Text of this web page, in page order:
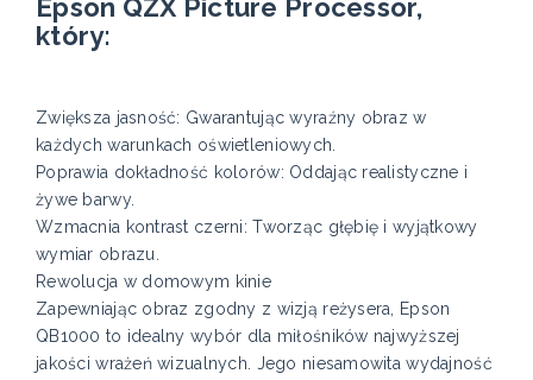
Epson QZX Picture Processor,
który:
Zwiększa jasność: Gwarantując wyraźny obraz w
każdych warunkach oświetleniowych.
Poprawia dokładność kolorów: Oddając realistyczne i
żywe barwy.
Wzmacnia kontrast czerni: Tworząc głębię i wyjątkowy
wymiar obrazu.
Rewolucja w domowym kinie
Zapewniając obraz zgodny z wizją reżysera, Epson
QB1000 to idealny wybór dla miłośników najwyższej
jakości wrażeń wizualnych. Jego niesamowita wydajność